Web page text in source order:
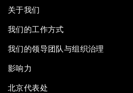
Agenda
Nieto
关于我们
我们的工作方式
我们的领导团队与组织治理
影响力
北京代表处